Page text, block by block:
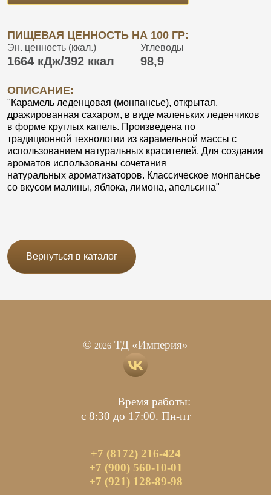
ПИЩЕВАЯ ЦЕННОСТЬ НА 100 ГР:
Эн. ценность (ккал.)
1664 кДж/392 ккал
Углеводы
98,9
ОПИСАНИЕ:
"Карамель леденцовая (монпансье), открытая,
дражированная сахаром, в виде маленьких леденчиков
в форме круглых капель. Произведена по
традиционной технологии из карамельной массы с
использованием натуральных красителей. Для создания
ароматов использованы сочетания
натуральных ароматизаторов. Классическое монпансье
со вкусом малины, яблока, лимона, апельсина"
Вернуться в каталог
© 2026 ТД «Империя»
Время работы:
с 8:30 до 17:00. Пн-пт
+7 (8172) 216-424
+7 (900) 560-10-01
+7 (921) 128-89-98